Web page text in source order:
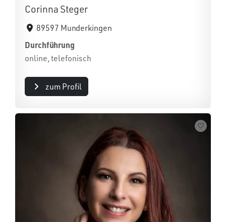
Corinna Steger
89597 Munderkingen
Durchführung
online, telefonisch
zum Profil